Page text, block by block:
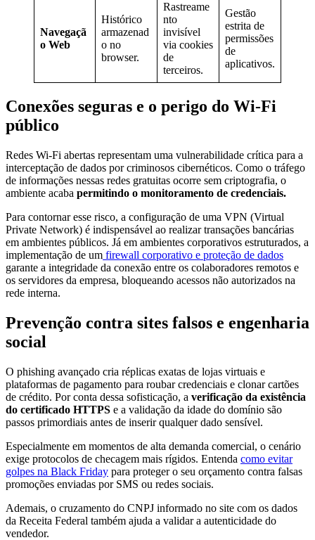
Navegaçã
o Web
Histórico
armazenad
o no
browser.
Rastreame
nto
invisível
via cookies
de
terceiros.
Gestão
estrita de
permissões
de
aplicativos.
Conexões seguras e o perigo do Wi-Fi
público
Redes Wi-Fi abertas representam uma vulnerabilidade crítica para a
interceptação de dados por criminosos cibernéticos. Como o tráfego
de informações nessas redes gratuitas ocorre sem criptografia, o
ambiente acaba permitindo o monitoramento de credenciais.
Para contornar esse risco, a configuração de uma VPN (Virtual
Private Network) é indispensável ao realizar transações bancárias
em ambientes públicos. Já em ambientes corporativos estruturados, a
implementação de um firewall corporativo e proteção de dados
garante a integridade da conexão entre os colaboradores remotos e
os servidores da empresa, bloqueando acessos não autorizados na
rede interna.
Prevenção contra sites falsos e engenharia
social
O phishing avançado cria réplicas exatas de lojas virtuais e
plataformas de pagamento para roubar credenciais e clonar cartões
de crédito. Por conta dessa sofisticação, a verificação da existência
do certificado HTTPS e a validação da idade do domínio são
passos primordiais antes de inserir qualquer dado sensível.
Especialmente em momentos de alta demanda comercial, o cenário
exige protocolos de checagem mais rígidos. Entenda como evitar
golpes na Black Friday para proteger o seu orçamento contra falsas
promoções enviadas por SMS ou redes sociais.
Ademais, o cruzamento do CNPJ informado no site com os dados
da Receita Federal também ajuda a validar a autenticidade do
vendedor.